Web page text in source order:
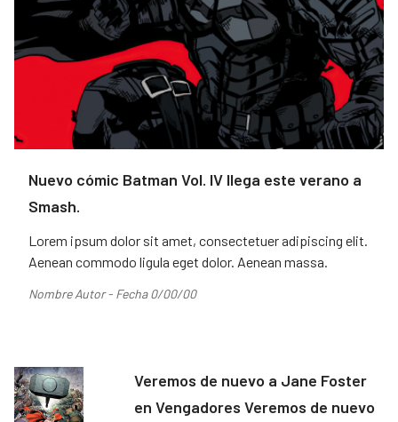
Nuevo cómic Batman Vol. IV llega este verano a
Smash.
Lorem ipsum dolor sit amet, consectetuer adipiscing elit.
Aenean commodo ligula eget dolor. Aenean massa.
Nombre Autor - Fecha 0/00/00
Veremos de nuevo a Jane Foster
en Vengadores Veremos de nuevo